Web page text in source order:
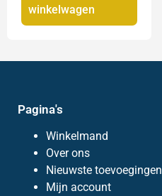
winkelwagen
Pagina's
Winkelmand
Over ons
Nieuwste toevoegingen
Mijn account